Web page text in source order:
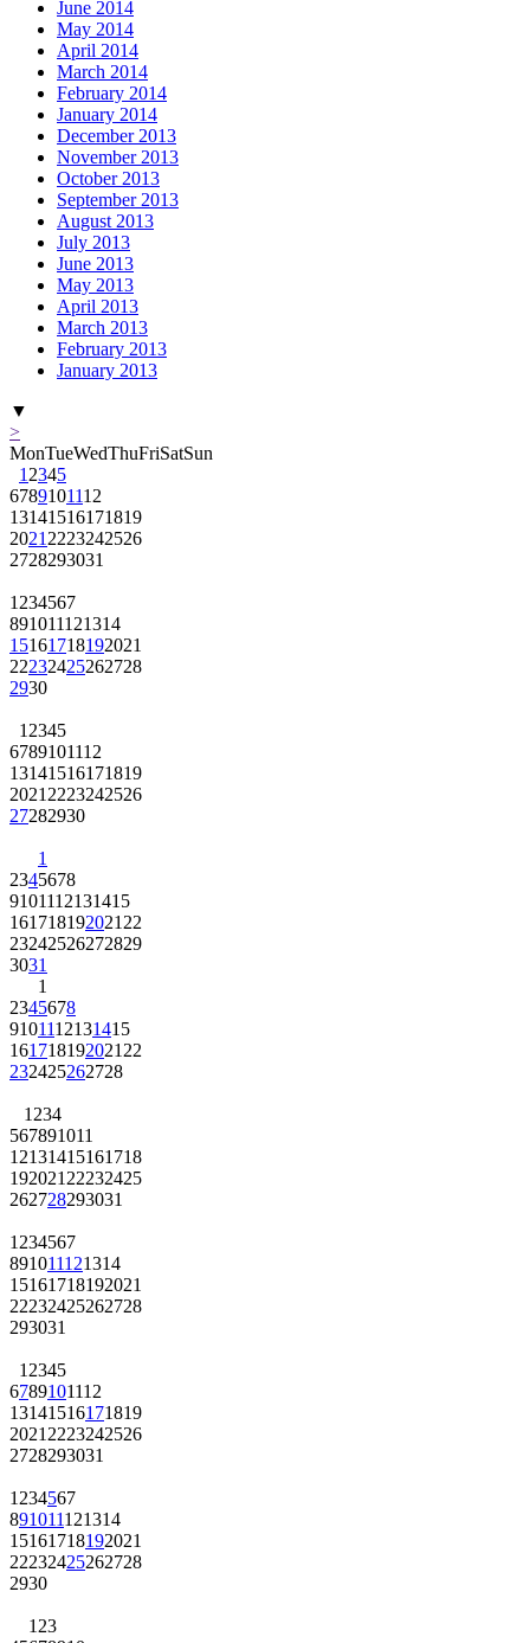
June 2014
May 2014
April 2014
March 2014
February 2014
January 2014
December 2013
November 2013
October 2013
September 2013
August 2013
July 2013
June 2013
May 2013
April 2013
March 2013
February 2013
January 2013
▼
>
MonTueWedThuFriSatSun
1 2345
6789101112
13141516171819
2021 2223242526
2728293031
1 234567
891011121314
15161718192021
22232425262728
2930
1 2345
6789101112
13141516171819
2021 2223242526
27282930
1
2345678
9101112131415
161718192021 22
23242526272829
3031
1
2345678
9101112131415
161718192021 22
232425262728
1 234
567891011
12131415161718
192021 22232425
262728293031
1 234567
891011121314
15161718192021
22232425262728
293031
1 2345
6789101112
13141516171819
2021 2223242526
2728293031
1 234567
891011121314
15161718192021
22232425262728
2930
1 23